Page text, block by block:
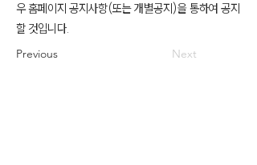
우 홈페이지 공지사항(또는 개별공지)을 통하여 공지
할 것입니다.
Previous Next